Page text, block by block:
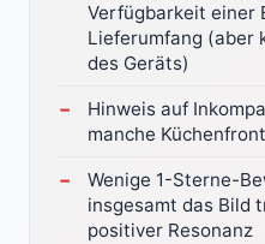
Verfügbarkeit einer
Lieferumfang (aber
des Geräts)
Hinweis auf
manche
Wenige 1-Sterne-
insgesamt das Bild
positiver Resonanz